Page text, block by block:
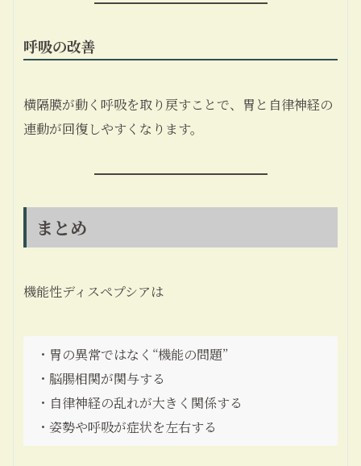
呼吸の改善
横隔膜が動く呼吸を取り戻すことで、胃と自律神経の
連動が回復しやすくなります。
まとめ
機能性ディスペプシアは
・胃の異常ではなく“機能の問題”
・脳腸相関が関与する
・自律神経の乱れが大きく関係する
・姿勢や呼吸が症状を左右する